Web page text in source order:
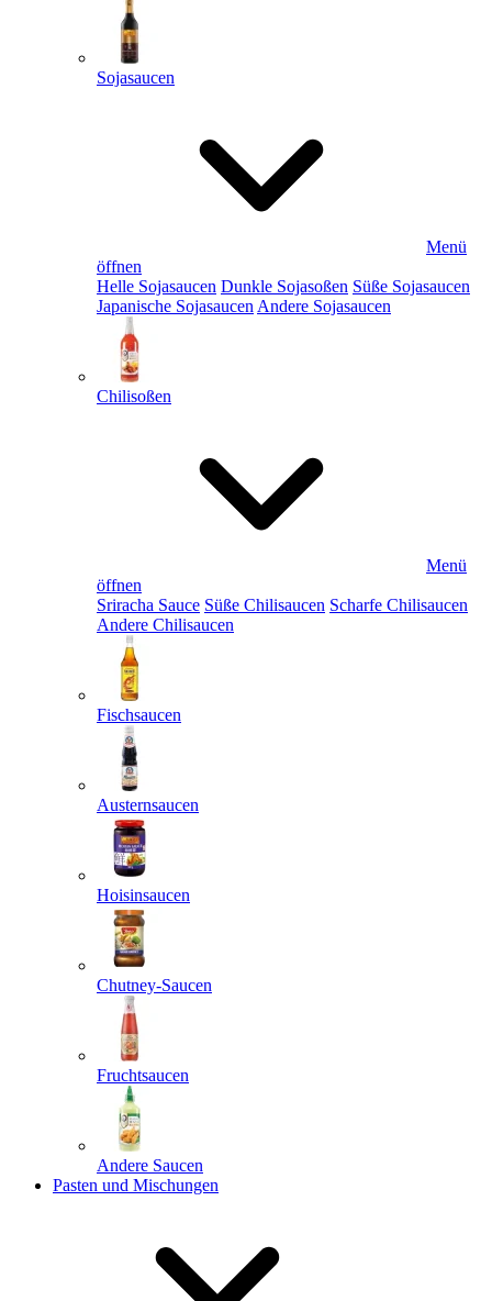
Sojasaucen
Menü
öffnen
Helle Sojasaucen Dunkle Sojasoßen Süße Sojasaucen
Japanische Sojasaucen Andere Sojasaucen
Chilisoßen
Menü
öffnen
Sriracha Sauce Süße Chilisaucen Scharfe Chilisaucen
Andere Chilisaucen
Fischsaucen
Austernsaucen
Hoisinsaucen
Chutney-Saucen
Fruchtsaucen
Andere Saucen
Pasten und Mischungen